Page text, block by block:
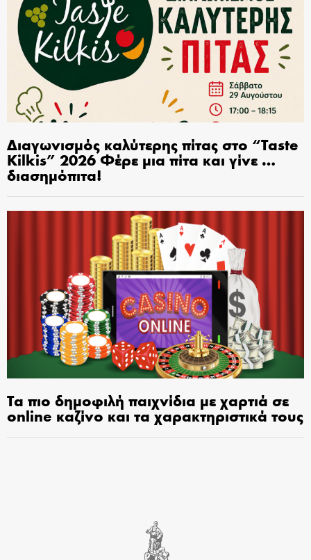
Διαγωνισμός καλύτερης πίτας στο “Taste
Kilkis” 2026 Φέρε μια πίτα και γίνε …
διασημόπιτα!
Τα πιο δημοφιλή παιχνίδια με χαρτιά σε
online καζίνο και τα χαρακτηριστικά τους